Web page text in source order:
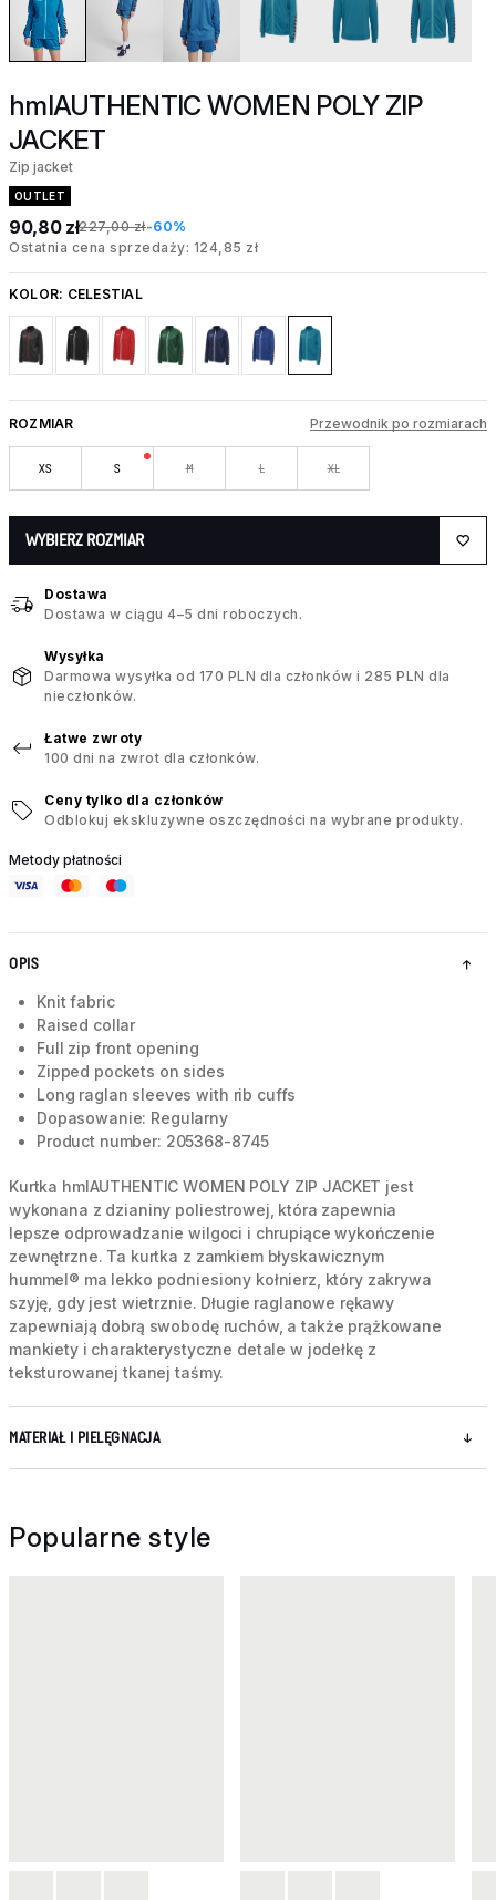
hmlAUTHENTIC WOMEN POLY ZIP
JACKET
Zip jacket
OUTLET
90,80 zł227,00 zł-60%
Ostatnia cena sprzedaży: 124,85 zł
KOLOR: CELESTIAL
ROZMIAR Przewodnik po rozmiarach
XS S M L XL
WYBIERZ ROZMIAR
Dostawa
Dostawa w ciągu 4–5 dni roboczych.
Wysyłka
Darmowa wysyłka od 170 PLN dla członków i 285 PLN dla
nieczłonków.
Łatwe zwroty
100 dni na zwrot dla członków.
Ceny tylko dla członków
Odblokuj ekskluzywne oszczędności na wybrane produkty.
Metody płatności
OPIS
Knit fabric
Raised collar
Full zip front opening
Zipped pockets on sides
Long raglan sleeves with rib cuffs
Dopasowanie: Regularny
Product number: 205368-8745
Kurtka hmlAUTHENTIC WOMEN POLY ZIP JACKET jest
wykonana z dzianiny poliestrowej, która zapewnia
lepsze odprowadzanie wilgoci i chrupiące wykończenie
zewnętrzne. Ta kurtka z zamkiem błyskawicznym
hummel® ma lekko podniesiony kołnierz, który zakrywa
szyję, gdy jest wietrznie. Długie raglanowe rękawy
zapewniają dobrą swobodę ruchów, a także prążkowane
mankiety i charakterystyczne detale w jodełkę z
teksturowanej tkanej taśmy.
MATERIAŁ I PIELĘGNACJA
Popularne style